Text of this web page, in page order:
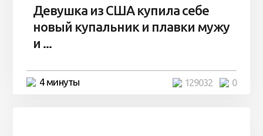
Девушка из США купила себе
новый купальник и плавки мужу
и ...
4 минуты 0
129032